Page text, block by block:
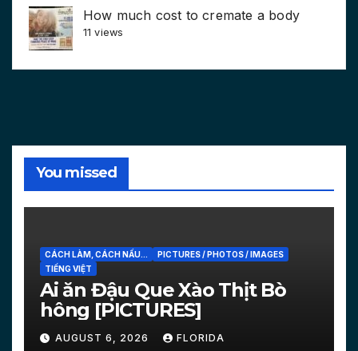
How much cost to cremate a body
11 views
You missed
CÁCH LÀM, CÁCH NẤU...
PICTURES / PHOTOS / IMAGES
TIẾNG VIỆT
Ai ăn Đậu Que Xào Thịt Bò
hông [PICTURES]
AUGUST 6, 2026 FLORIDA